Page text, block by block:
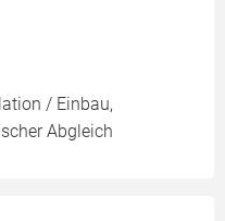
/ Einbau,
Abgleich